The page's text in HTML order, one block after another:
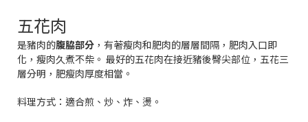
五花肉
是豬肉的腹脇部分 ，有著瘦肉和肥肉的層層間隔，肥肉入口即
化，瘦肉久煮不柴。 最好的五花肉在接近豬後臀尖部位，五花三
層分明，肥瘦肉厚度相當。
料理方式： 適合煎、炒、炸、燙。